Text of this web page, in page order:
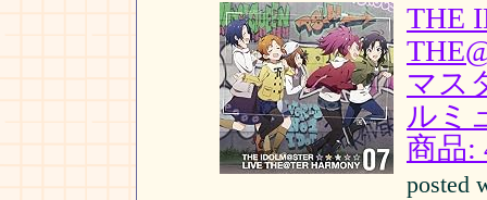
THE
マス
ルミ
商品:
posted